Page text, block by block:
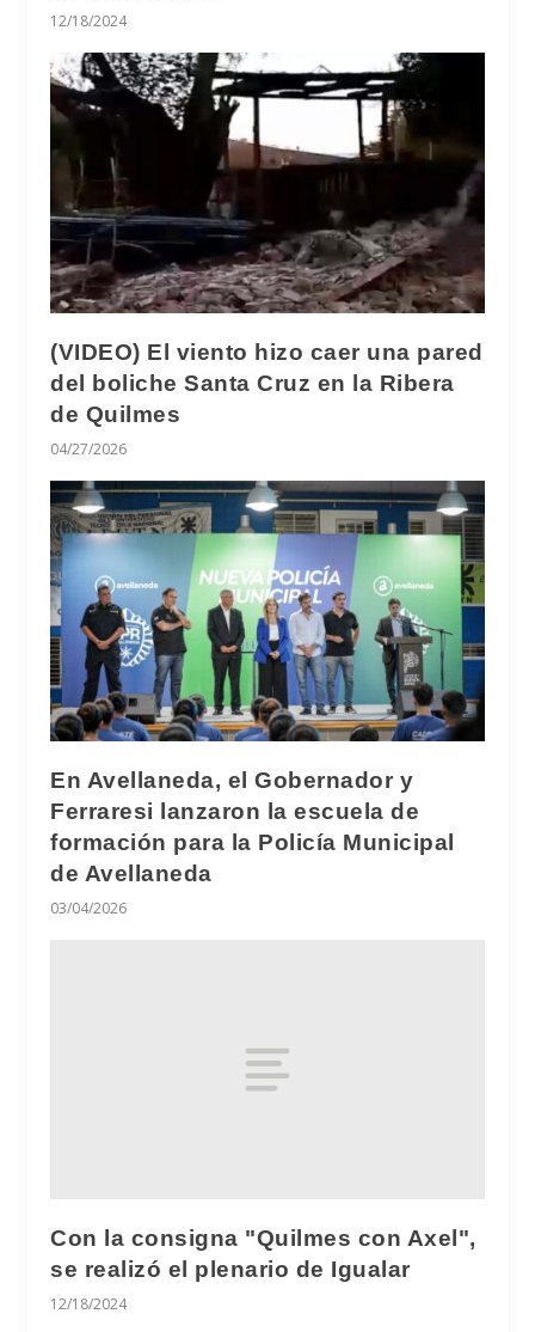
12/18/2024
(VIDEO) El viento hizo caer una pared
del boliche Santa Cruz en la Ribera
de Quilmes
04/27/2026
En Avellaneda, el Gobernador y
Ferraresi lanzaron la escuela de
formación para la Policía Municipal
de Avellaneda
03/04/2026
Con la consigna "Quilmes con Axel",
se realizó el plenario de Igualar
12/18/2024